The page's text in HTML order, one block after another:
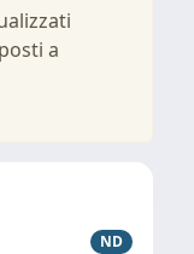
a
ND